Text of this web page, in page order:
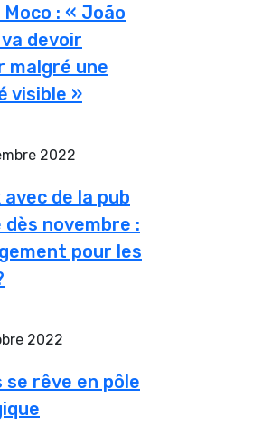
: « João
devoir
malgré une
visible »
2022
de la pub
dès novembre :
pour les
2022
se rêve en pôle